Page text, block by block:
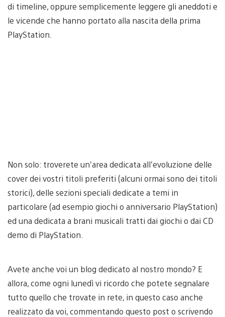
di timeline, oppure semplicemente leggere gli aneddoti e
le vicende che hanno portato alla nascita della prima
PlayStation.
Non solo: troverete un’area dedicata all’evoluzione delle
cover dei vostri titoli preferiti (alcuni ormai sono dei titoli
storici), delle sezioni speciali dedicate a temi in
particolare (ad esempio giochi o anniversario PlayStation)
ed una dedicata a brani musicali tratti dai giochi o dai CD
demo di PlayStation.
Avete anche voi un blog dedicato al nostro mondo? E
allora, come ogni lunedì vi ricordo che potete segnalare
tutto quello che trovate in rete, in questo caso anche
realizzato da voi, commentando questo post o scrivendo